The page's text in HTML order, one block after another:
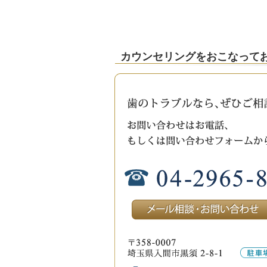
カウンセリングをおこなって